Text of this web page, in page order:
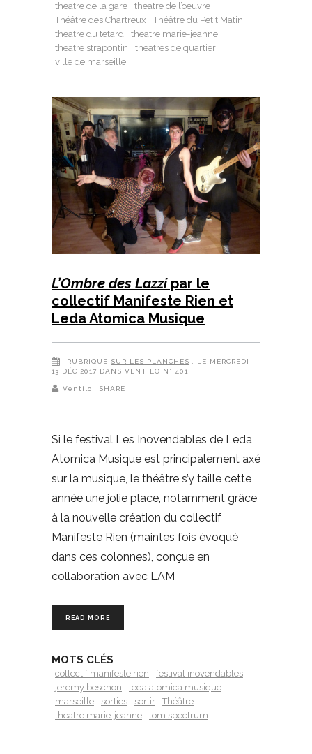
theatre de la gare
theatre de l’oeuvre
Théâtre des Chartreux
Théâtre du Petit Matin
theatre du tetard
theatre marie-jeanne
theatre strapontin
theatres de quartier
ville de marseille
L’Ombre des Lazzipar le
collectif Manifeste Rien et
Leda Atomica Musique
RUBRIQUE SUR LES PLANCHES , LE MERCREDI
13 DÉC 2017 DANS VENTILO N° 401
Ventilo SHARE
Si le festival Les Inovendables de Leda
Atomica Musique est principalement axé
sur la musique, le théâtre s’y taille cette
année une jolie place, notamment grâce
à la nouvelle création du collectif
Manifeste Rien (maintes fois évoqué
dans ces colonnes), conçue en
collaboration avec LAM
READ MORE
MOTS CLÉS
collectif manifeste rien
festival inovendables
jeremy beschon
leda atomica musique
marseille
sorties sortir
Théâtre
theatre marie-jeanne
tom spectrum